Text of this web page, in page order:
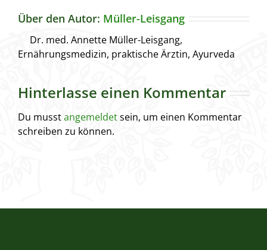
Über den Autor: Müller-Leisgang
Dr. med. Annette Müller-Leisgang,
Ernährungsmedizin, praktische Ärztin, Ayurveda
Hinterlasse einen Kommentar
Du musstangemeldetsein, um einen Kommentar
schreiben zu können.